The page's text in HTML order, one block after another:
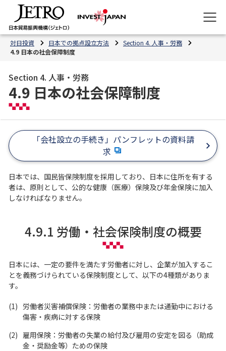
対日投資 日本での拠点設立方法
Section 4. 人事・労務
4.9 日本の社会保障制度
Section 4. 人事・労務
4.9 日本の社会保障制度
「会社設立の手続き」パンフレットの資料請
求
日本では、国民皆保険制度を採用しており、日本に住所を有する
者は、原則として、公的な健康（医療）保険及び年金保険に加入
しなければなりません。
4.9.1 労働・社会保険制度の概要
日本には、一定の要件を満たす労働者に対し、企業が加入するこ
とを義務づけられている保険制度として、以下の4種類がありま
す。
(1) 労働者災害補償保険：労働者の業務中または通勤中における
傷害・疾病に対する保険
(2) 雇用保険：労働者の失業の給付及び雇用の安定を図る（助成
金・奨励金等）ための保険